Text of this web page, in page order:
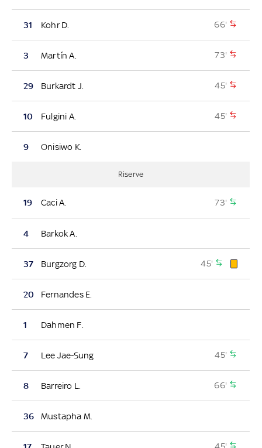
31 Kohr D. 66'
3 Martín A. 73'
29 Burkardt J. 45'
10 Fulgini A. 45'
9 Onisiwo K.
Riserve
19 Caci A. 73'
4 Barkok A.
37 Burgzorg D. 45'
20 Fernandes E.
1 Dahmen F.
7 Lee Jae-Sung 45'
8 Barreiro L. 66'
36 Mustapha M.
45'